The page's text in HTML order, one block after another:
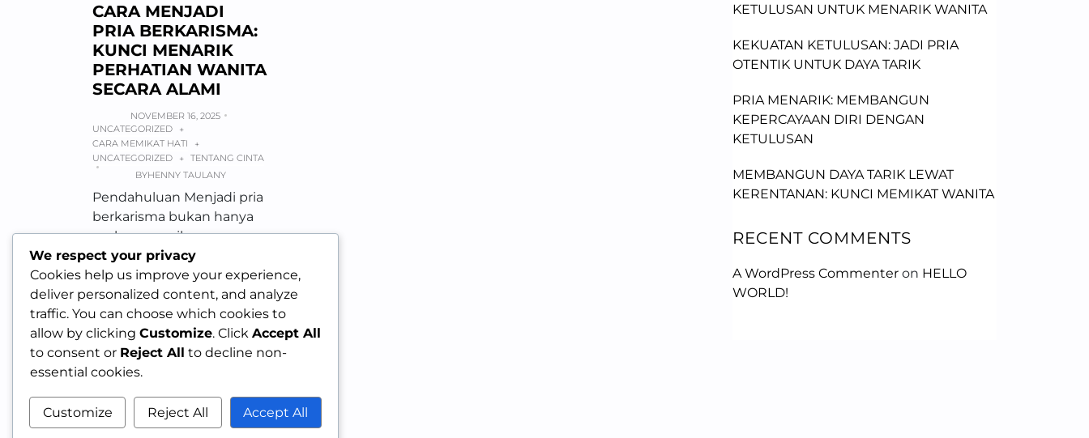
CARA MENJADI
PRIA BERKARISMA:
KUNCI MENARIK
PERHATIAN WANITA
SECARA ALAMI
NOVEMBER 16, 2025
UNCATEGORIZED
+
CARA MEMIKAT HATI
+
UNCATEGORIZED
+ TENTANG CINTA
BYHENNY TAULANY
Pendahuluan Menjadi pria
berkarisma bukan hanya
soal penampilan,
melainkan kombinasi
antara sikap, bahasa tubuh,
dan kepercayaan diri.
Karisma yang alami…
KETULUSAN UNTUK MENARIK WANITA
KEKUATAN KETULUSAN: JADI PRIA
OTENTIK UNTUK DAYA TARIK
PRIA MENARIK: MEMBANGUN
KEPERCAYAAN DIRI DENGAN
KETULUSAN
MEMBANGUN DAYA TARIK LEWAT
KERENTANAN: KUNCI MEMIKAT WANITA
RECENT COMMENTS
A WordPress Commenter on HELLO
WORLD!
We respect your privacy
Cookies help us improve your experience,
deliver personalized content, and analyze
traffic. You can choose which cookies to
allow by clicking Customize. Click Accept All
to consent or Reject All to decline non-
essential cookies.
Customize Reject All Accept All